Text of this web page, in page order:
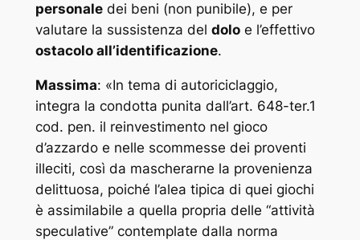
personaledei beni (non punibile), e per
valutare la sussistenza del doloe l’effettivo
ostacolo all’identificazione.
Massima: «In tema di autoriciclaggio,
integra la condotta punita dall’art. 648-ter.1
cod. pen. il reinvestimento nel gioco
d’azzardo e nelle scommesse dei proventi
illeciti, così da mascherarne la provenienza
delittuosa, poiché l’alea tipica di quei giochi
è assimilabile a quella propria delle “attività
speculative” contemplate dalla norma